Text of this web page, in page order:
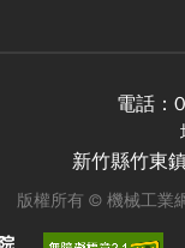
電話：
新竹縣竹東
版權所有 © 機械工業